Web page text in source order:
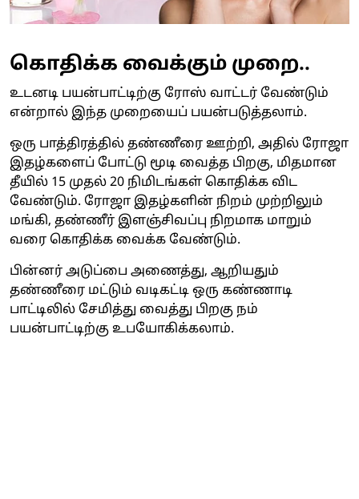
கொதிக்க வைக்கும் முறை..
உடனடி பயன்பாட்டிற்கு ரோஸ் வாட்டர் வேண்டும்
என்றால் இந்த முறையைப் பயன்படுத்தலாம்.
ஒரு பாத்திரத்தில் தண்ணீரை ஊற்றி, அதில் ரோஜா
இதழ்களைப் போட்டு மூடி வைத்த பிறகு, மிதமான
தீயில் 15 முதல் 20 நிமிடங்கள் கொதிக்க விட
வேண்டும். ரோஜா இதழ்களின் நிறம் முற்றிலும்
மங்கி, தண்ணீர் இளஞ்சிவப்பு நிறமாக மாறும்
வரை கொதிக்க வைக்க வேண்டும்.
பின்னர் அடுப்பை அணைத்து, ஆறியதும்
தண்ணீரை மட்டும் வடிகட்டி ஒரு கண்ணாடி
பாட்டிலில் சேமித்து வைத்து பிறகு நம்
பயன்பாட்டிற்கு உபயோகிக்கலாம்.